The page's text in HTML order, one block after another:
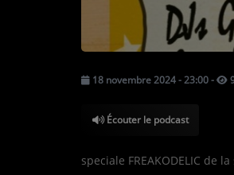
COMMUNIQUEZ SUR OUEST
18 novembre 2024 - 23:00-
Écouter le podcast
speciale FREAKODELIC de